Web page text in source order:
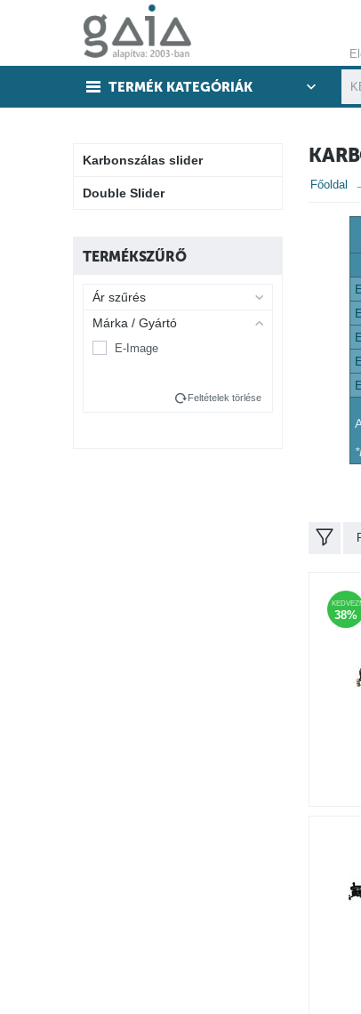
TERMÉK KATEGÓRIÁK
Főoldal
38%
Karbonszálas slider
Double Slider
TERMÉKSZŰRŐ
Ár szűrés
Márka / Gyártó
E-Image
Feltételek törlése